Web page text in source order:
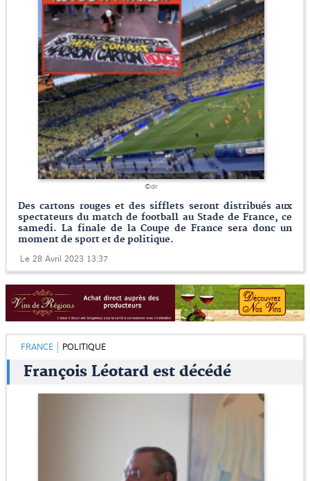
©dr
Des cartons rouges et des sifflets seront distribués aux
spectateurs du match de football au Stade de France, ce
samedi. La finale de la Coupe de France sera donc un
moment de sport et de politique.
Le 28 Avril 2023 13:37
FRANCE POLITIQUE
François Léotard est décédé